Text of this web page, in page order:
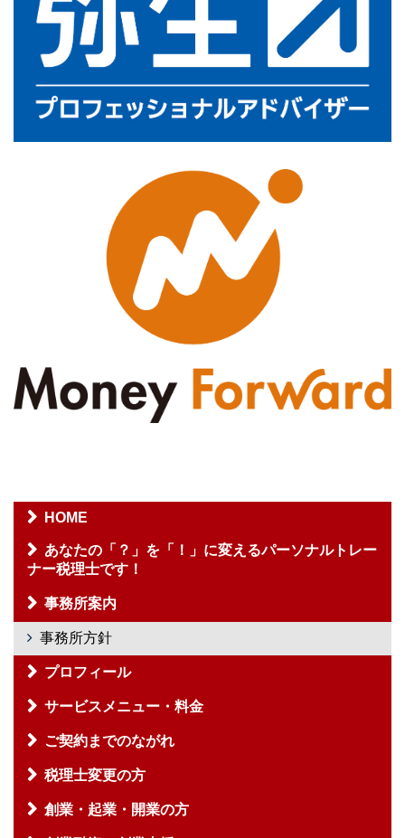
HOME
あなたの「？」を「！」に変えるパーソナルトレー
ナー税理士です！
事務所案内
事務所方針
プロフィール
サービスメニュー・料金
ご契約までのながれ
税理士変更の方
創業・起業・開業の方